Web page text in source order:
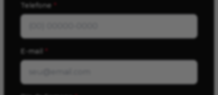
Telefone *
E-mail *